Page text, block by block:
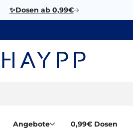
✨Dosen ab 0,99€
Angebote 0,99€ Dosen